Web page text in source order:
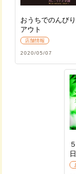
おうちでのんび
アウト
店舗情報
2020/05/07